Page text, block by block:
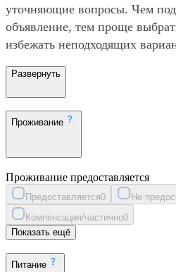
уточняющие вопросы. Чем
объявление, тем проще
избежать неподходящих
Развернуть
Проживание
Проживание предоставляется
Предоставляется0 Не
Компенсация/частично0
Показать ещё
Питание